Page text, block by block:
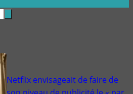
Netflix envisageait de faire de